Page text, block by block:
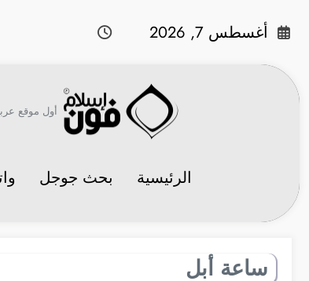
أغسطس 7, 2026
أول موقع
الرئيسية بحث جوجل
ساعة أبل